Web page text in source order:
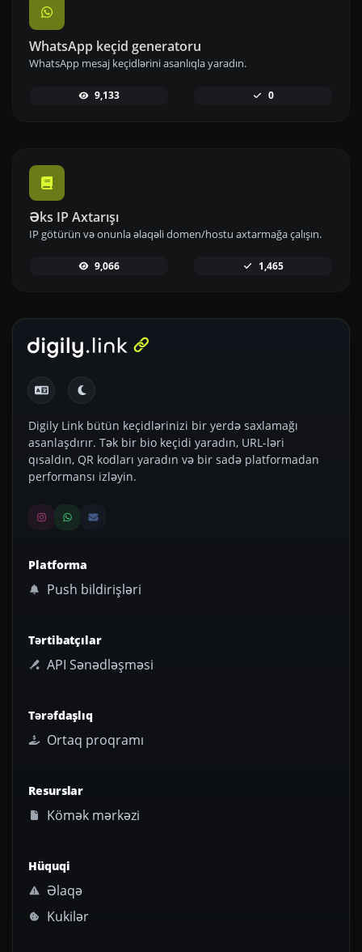
WhatsApp keçid generatoru
WhatsApp mesaj keçidlərini asanlıqla yaradın.
9,133 0
Əks IP Axtarışı
IP götürün və onunla əlaqəli domen/hostu axtarmağa çalışın.
9,066 1,465
Digily Link bütün keçidlərinizi bir yerdə saxlamağı
asanlaşdırır. Tək bir bio keçidi yaradın, URL-ləri
qısaldın, QR kodları yaradın və bir sadə platformadan
performansı izləyin.
Platforma
Push bildirişləri
Tərtibatçılar
API Sənədləşməsi
Tərəfdaşlıq
Ortaq proqramı
Resurslar
Kömək mərkəzi
Hüquqi
Əlaqə
Kukilər